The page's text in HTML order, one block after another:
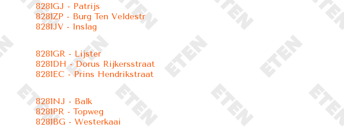
8281GJ - Patrijs
8281ZP - Burg Ten Veldestr
8281JV - Inslag
8281GR - Lijster
8281DH - Dorus Rijkersstraat
8281EC - Prins Hendrikstraat
8281NJ - Balk
8281PR - Topweg
8281BG - Westerkaai